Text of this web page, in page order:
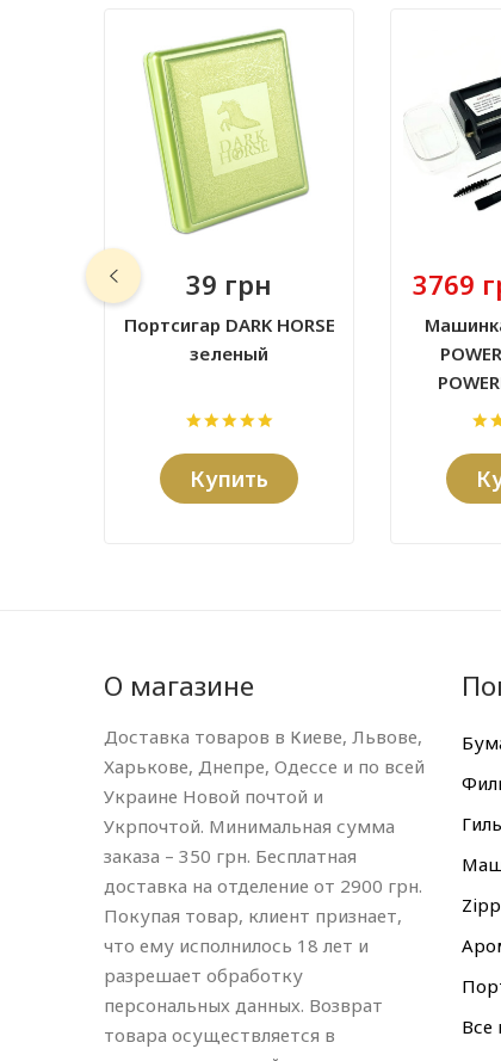
39 грн
Портсигар DARK HORSE
зеленый
Купить
3769
О магазине
Доставка товаров в Киеве, Львове,
Харькове, Днепре, Одессе и по всей
Украине Новой почтой и
Укрпочтой. Минимальная сумма
заказа – 350 грн. Бесплатная
доставка на отделение от 2900 грн.
Покупая товар, клиент признает,
что ему исполнилось 18 лет и
разрешает обработку
персональных данных. Возврат
товара осуществляется в
Все